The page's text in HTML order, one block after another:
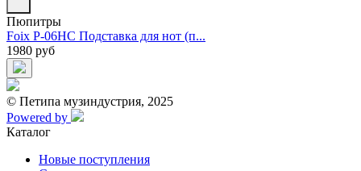
Пюпитры
Foix P-06HC Подставка для нот (п...
1980 руб
© Петипа музиндустрия, 2025
Powered by
Каталог
Новые поступления